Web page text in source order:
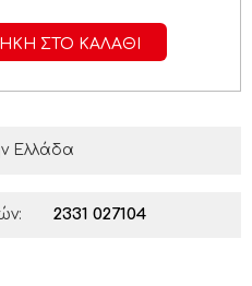
ΣΤΟ ΚΑΛΆΘΙ
Ελλάδα
2331 027104